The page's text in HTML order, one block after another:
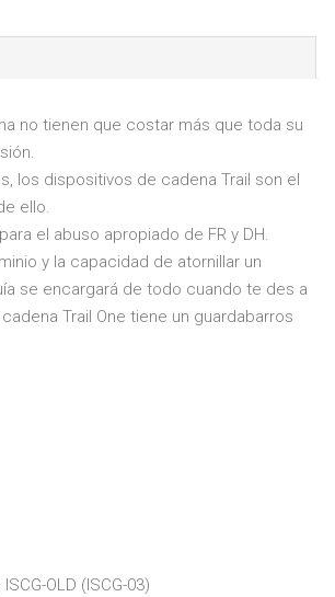
no tienen que costar más que toda su
los dispositivos de cadena Trail son el
ello.
el abuso apropiado de FR y DH.
y la capacidad de atornillar un
se encargará de todo cuando te des a
Trail One tiene un guardabarros
OLD (ISCG-03)